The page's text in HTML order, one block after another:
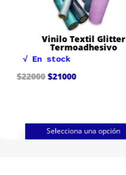
Vinilo Textil Glitter
Termoadhesivo
√ En stock
$22000 El
precio
$21000El
precio
Selecciona una opción